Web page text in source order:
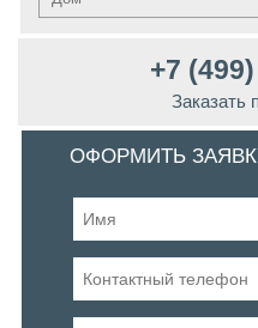
+7
Заказать
ОФОРМИТЬ